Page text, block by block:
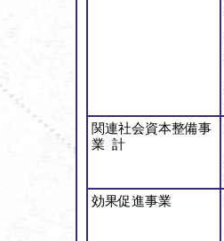
関連社会資本整備事
業 計
効果促進事業